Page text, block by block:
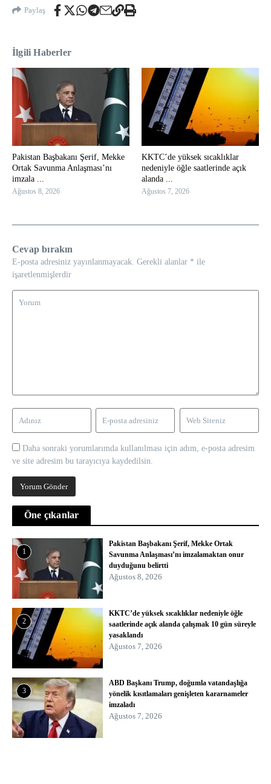
Paylaş
İlgili Haberler
Pakistan Başbakanı Şerif, Mekke
Ortak Savunma Anlaşması’nı
imzala ...
Ağustos 8, 2026
KKTC’de yüksek sıcaklıklar
nedeniyle öğle saatlerinde açık
alanda ...
Ağustos 7, 2026
Cevap bırakın
E-posta adresiniz yayınlanmayacak. Gerekli alanlar * ile
işaretlenmişlerdir
Daha sonraki yorumlarımda kullanılması için adım, e-posta adresim
ve site adresim bu tarayıcıya kaydedilsin.
Öne çıkanlar
1
Pakistan Başbakanı Şerif, Mekke Ortak
Savunma Anlaşması’nı imzalamaktan onur
duyduğunu belirtti
Ağustos 8, 2026
2
KKTC’de yüksek sıcaklıklar nedeniyle öğle
saatlerinde açık alanda çalışmak 10 gün süreyle
yasaklandı
Ağustos 7, 2026
3
ABD Başkanı Trump, doğumla vatandaşlığa
yönelik kısıtlamaları genişleten kararnameler
imzaladı
Ağustos 7, 2026